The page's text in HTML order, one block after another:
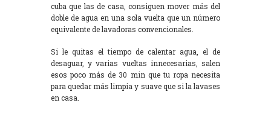
cuba que las de casa, consiguen mover más del
doble de agua en una sola vuelta que un número
equivalente de lavadoras convencionales.
Si le quitas el tiempo de calentar agua, el de
desaguar, y varias vueltas innecesarias, salen
esos poco más de 30 min que tu ropa necesita
para quedar más limpia y suave que si la lavases
en casa.